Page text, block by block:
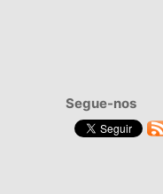
Segue-nos